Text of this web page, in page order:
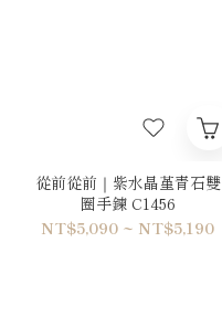
從前從前｜紫水晶堇青石雙
圈手鍊 C1456
NT$5,090 ~ NT$5,190